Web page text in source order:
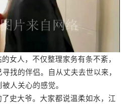
女人，不仅整理家务有条不紊，
找的伴侣。自从丈夫去世以来，
人关心的感觉。
史大爷。大家都说温柔如水，江